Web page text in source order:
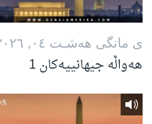
ی مانگی هه‌شـت ٠٤, ٢٠٢٦
هەواڵە جیهانییەکان 1